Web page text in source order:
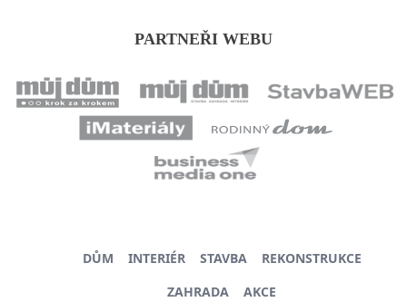
PARTNEŘI WEBU
DŮM INTERIÉR STAVBA
REKONSTRUKCE
ZAHRADA
AKCE